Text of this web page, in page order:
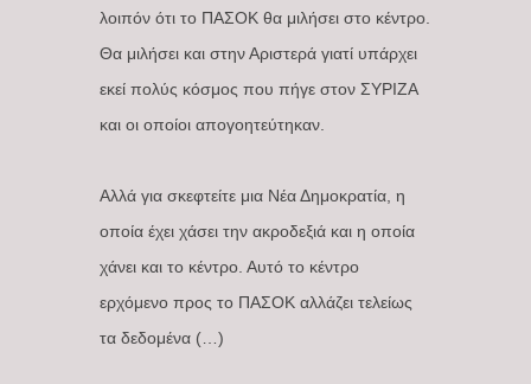
λοιπόν ότι το ΠΑΣΟΚ θα μιλήσει στο κέντρο.
Θα μιλήσει και στην Αριστερά γιατί υπάρχει
εκεί πολύς κόσμος που πήγε στον ΣΥΡΙΖΑ
και οι οποίοι απογοητεύτηκαν.
Αλλά για σκεφτείτε μια Νέα Δημοκρατία, η
οποία έχει χάσει την ακροδεξιά και η οποία
χάνει και το κέντρο. Αυτό το κέντρο
ερχόμενο προς το ΠΑΣΟΚ αλλάζει τελείως
τα δεδομένα (…)